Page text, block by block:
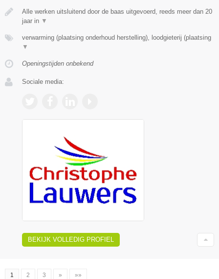
Alle werken uitsluitend door de baas uitgevoerd, reeds meer dan 20
jaar in ▼
verwarming (plaatsing onderhoud herstelling), loodgieterij (plaatsing
▼
Openingstijden onbekend
Sociale media:
BEKIJK VOLLEDIG PROFIEL
1 2 3 » »»